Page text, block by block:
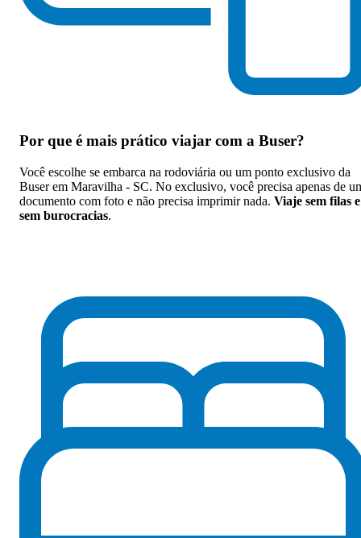
Por que é mais prático viajar com a Buser?
Você escolhe se embarca na rodoviária ou um ponto exclusivo da
Buser em Maravilha - SC. No exclusivo, você precisa apenas de
documento com foto e não precisa imprimir nada. Viaje sem filas e
sem burocracias.